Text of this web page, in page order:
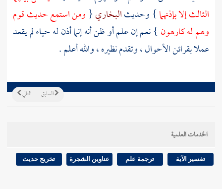
الثالث إلا بإذنهما} وحديثالبخاري{ ومن استمع حديث قوم
وهم له كارهون } نعم إن علم أو ظن أنه إنما أذن له حياء لم يقعد
عملا بقرائن الأحوال ، وتقدم نظيره ، والله أعلم .
التالي السابق
الخدمات العلمية
تفسير الآية ترجمة علم عناوين الشجرة تخريج حديث